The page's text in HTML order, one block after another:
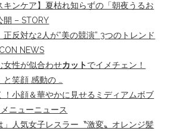
キンケア】夏枯れ知らずの「朝夜うるお
開 – STORY
反対な2人が“美の競演” 3つのトレンド
NEWS
女性が似合わせカットでイメチェン！
と笑顔 感動の …
！小顔＆華やかに見せるミディアムボブ
ニューニュース
」人気女子レスラー〝激変〟オレンジ髪